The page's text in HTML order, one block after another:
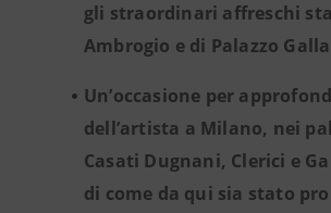
gli straordinari affreschi
Ambrogio e di Palazzo
Un’occasione per
dell’artista a Milano, nei
Casati Dugnani, Clerici e
di come da qui sia stato